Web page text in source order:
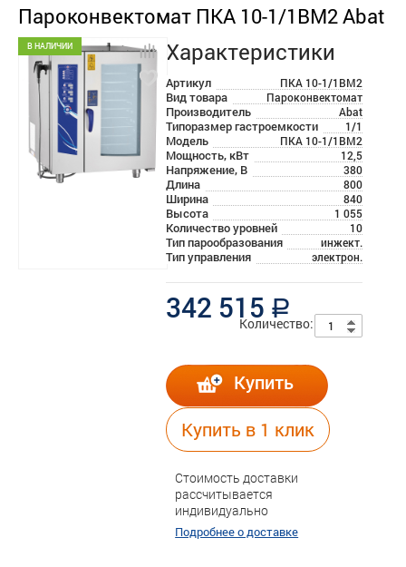
Пароконвектомат ПКА 10-1/1ВМ2 Abat
Характеристики
Артикул ПКА 10-1/1ВМ2
Вид товара Пароконвектомат
Производитель Abat
Типоразмер гастроемкости 1/1
Модель ПКА 10-1/1ВМ2
Мощность, кВт 12,5
Напряжение, В 380
Длина 800
Ширина 840
Высота 1 055
Количество уровней 10
Тип парообразования инжект.
Тип управления электрон.
В НАЛИЧИИ
342 515 a
Количество:
Купить
Купить в 1 клик
Стоимость доставки
рассчитывается
индивидуально
Подробнее о доставке